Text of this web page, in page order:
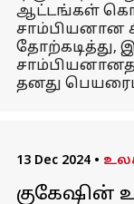
ஆட்டங்கள்
சாம்பியனான
தனது
13 Dec 2024 •
குகேஷின்